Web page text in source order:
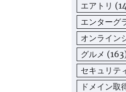
エアトリ
エンターグ
オンライン
グルメ
セキュリテ
ドメイン取